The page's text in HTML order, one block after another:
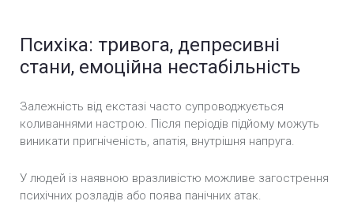
Психіка: тривога, депресивні
стани, емоційна нестабільність
Залежність від екстазі часто супроводжується
коливаннями настрою. Після періодів підйому можуть
виникати пригніченість, апатія, внутрішня напруга.
У людей із наявною вразливістю можливе загострення
психічних розладів або поява панічних атак.